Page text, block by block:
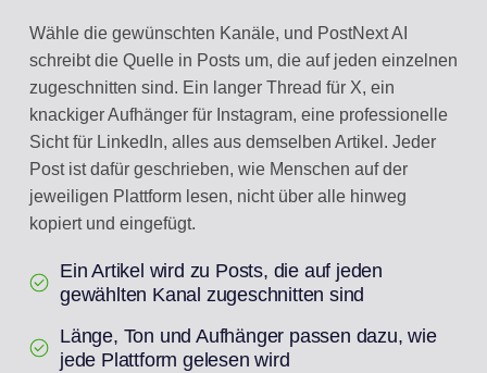
Wähle die gewünschten Kanäle, und PostNext AI
schreibt die Quelle in Posts um, die auf jeden einzelnen
zugeschnitten sind. Ein langer Thread für X, ein
knackiger Aufhänger für Instagram, eine professionelle
Sicht für LinkedIn, alles aus demselben Artikel. Jeder
Post ist dafür geschrieben, wie Menschen auf der
jeweiligen Plattform lesen, nicht über alle hinweg
kopiert und eingefügt.
Ein Artikel wird zu Posts, die auf jeden
gewählten Kanal zugeschnitten sind
Länge, Ton und Aufhänger passen dazu, wie
jede Plattform gelesen wird